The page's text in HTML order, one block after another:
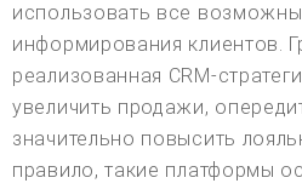
использовать все
информирования клиентов.
реализованная CRM-
увеличить продажи,
значительно повысить
правило, такие платформы